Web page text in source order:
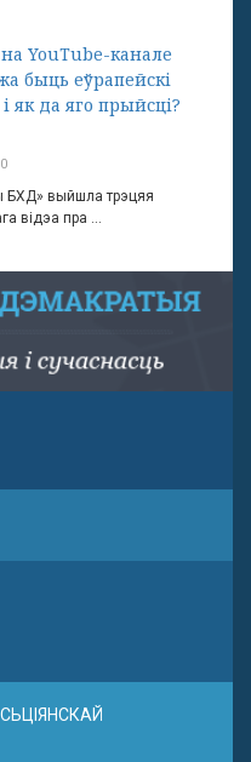
YouTube-канале
быць еўрапейскі
як да яго прыйсці?
БХД» выйшла трэцяя
відэа пра ...